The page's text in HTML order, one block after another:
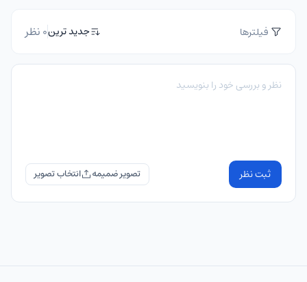
فیلترها جدید ترین0 نظر
ثبت نظر تصویر ضمیمه